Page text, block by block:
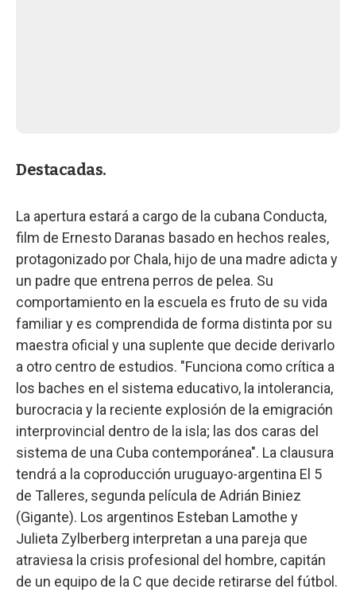
Destacadas.
La apertura estará a cargo de la cubana Conducta,
film de Ernesto Daranas basado en hechos reales,
protagonizado por Chala, hijo de una madre adicta y
un padre que entrena perros de pelea. Su
comportamiento en la escuela es fruto de su vida
familiar y es comprendida de forma distinta por su
maestra oficial y una suplente que decide derivarlo
a otro centro de estudios. "Funciona como crítica a
los baches en el sistema educativo, la intolerancia,
burocracia y la reciente explosión de la emigración
interprovincial dentro de la isla; las dos caras del
sistema de una Cuba contemporánea". La clausura
tendrá a la coproducción uruguayo-argentina El 5
de Talleres, segunda película de Adrián Biniez
(Gigante). Los argentinos Esteban Lamothe y
Julieta Zylberberg interpretan a una pareja que
atraviesa la crisis profesional del hombre, capitán
de un equipo de la C que decide retirarse del fútbol.